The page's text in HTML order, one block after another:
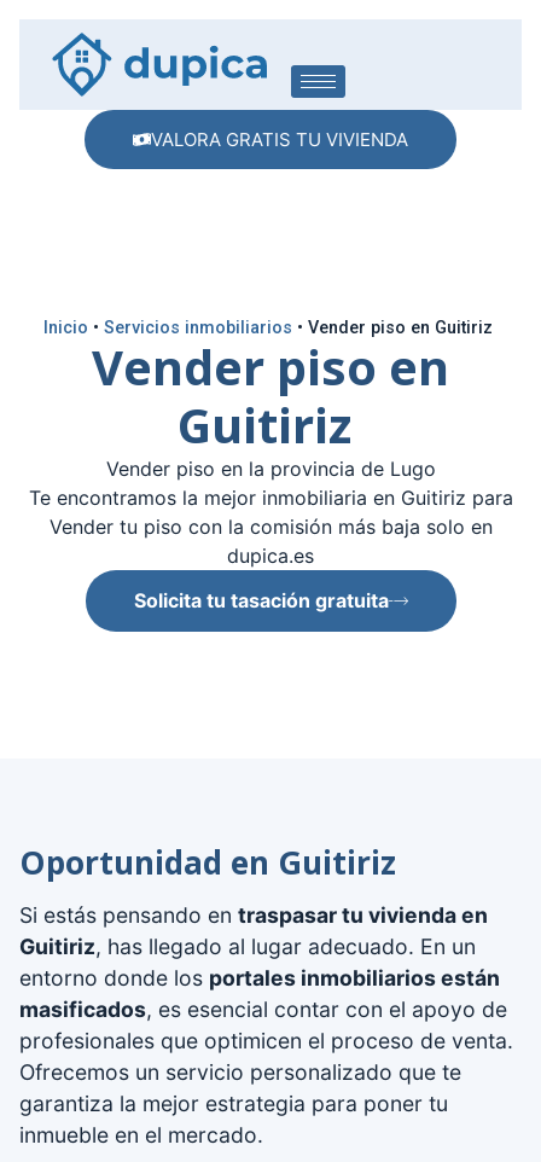
VALORA GRATIS TU VIVIENDA
Inicio • Servicios inmobiliarios • Vender piso en Guitiriz
Vender piso en
Guitiriz
Vender piso en la provincia de Lugo
Te encontramos la mejor inmobiliaria en Guitiriz para
Vender tu piso con la comisión más baja solo en
dupica.es
Solicita tu tasación gratuita
Oportunidad en Guitiriz
Si estás pensando en traspasar tu vivienda en
Guitiriz, has llegado al lugar adecuado. En un
entorno donde los portales inmobiliarios están
masificados, es esencial contar con el apoyo de
profesionales que optimicen el proceso de venta.
Ofrecemos un servicio personalizado que te
garantiza la mejor estrategia para poner tu
inmueble en el mercado.